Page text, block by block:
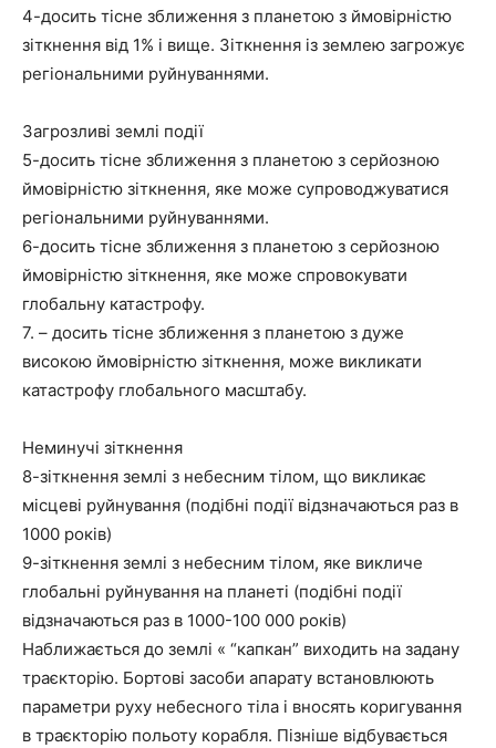
4-досить тісне зближення з планетою з ймовірністю
зіткнення від 1% і вище. Зіткнення із землею загрожує
регіональними руйнуваннями.
Загрозливі землі події
5-досить тісне зближення з планетою з серйозною
ймовірністю зіткнення, яке може супроводжуватися
регіональними руйнуваннями.
6-досить тісне зближення з планетою з серйозною
ймовірністю зіткнення, яке може спровокувати
глобальну катастрофу.
7. – досить тісне зближення з планетою з дуже
високою ймовірністю зіткнення, може викликати
катастрофу глобального масштабу.
Неминучі зіткнення
8-зіткнення землі з небесним тілом, що викликає
місцеві руйнування (подібні події відзначаються раз в
1000 років)
9-зіткнення землі з небесним тілом, яке викличе
глобальні руйнування на планеті (подібні події
відзначаються раз в 1000-100 000 років)
Наближається до землі « “капкан” виходить на задану
траєкторію. Бортові засоби апарату встановлюють
параметри руху небесного тіла і вносять коригування
в траєкторію польоту корабля. Пізніше відбувається